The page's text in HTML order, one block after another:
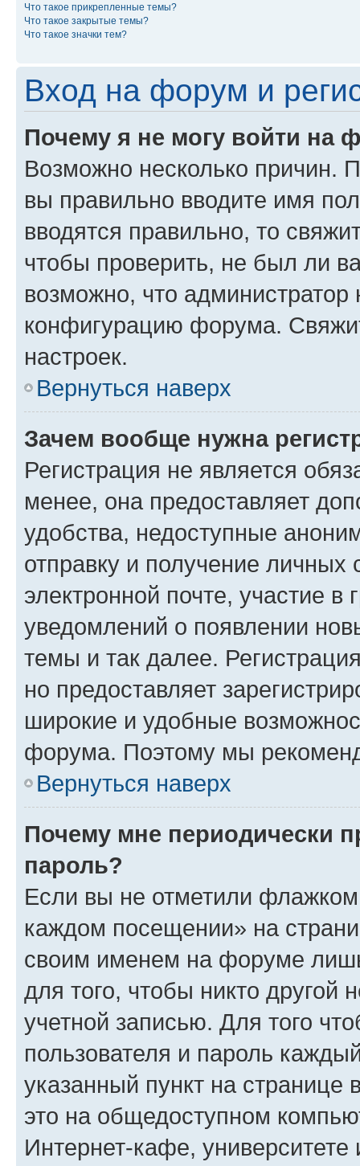
Что такое прикрепленные темы?
Что такое закрытые темы?
Что такое значки тем?
Вход на форум и
Почему я не могу войти на
Возможно несколько причин.
вы правильно вводите имя
вводятся правильно, то
чтобы проверить, не был ли
возможно, что администратор
конфигурацию форума.
настроек.
Вернуться наверх
Зачем вообще нужна
Регистрация не является
менее, она предоставляет
удобства, недоступные
отправку и получение
электронной почте, участие в
уведомлений о появлении
темы и так далее.
но предоставляет
широкие и удобные
форума. Поэтому мы
Вернуться наверх
Почему мне периодически
пароль?
Если вы не отметили флажком
каждом посещении» на
своим именем на форуме
для того, чтобы никто другой
учетной записью. Для того
пользователя и пароль
указанный пункт на
это на общедоступном
Интернет-кафе, университете